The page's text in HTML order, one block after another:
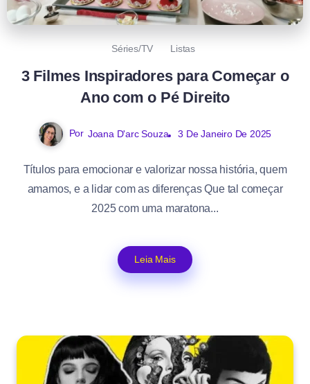
Séries/TV Listas
3 Filmes Inspiradores para Começar o
Ano com o Pé Direito
Por Joana D'arc Souza 3 De Janeiro De 2025
Títulos para emocionar e valorizar nossa história, quem
amamos, e a lidar com as diferenças Que tal começar
2025 com uma maratona...
Leia Mais